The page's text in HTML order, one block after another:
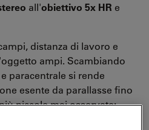
all'obiettivo 5x HR e
distanza di lavoro e
ampi. Scambiando
paracentrale si rende
esente da parallasse fino
piccole mai osservate: